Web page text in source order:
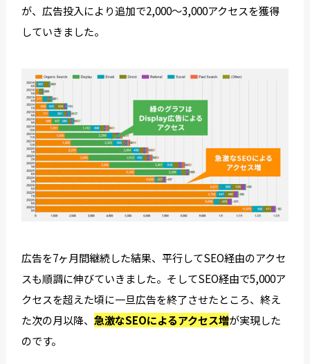
が、広告投入により追加で2,000～3,000アクセスを獲得
していきました。
広告を7ヶ月間継続した結果、平行してSEO経由のアクセ
スも順調に伸びていきました。そしてSEO経由で5,000ア
クセスを超えた頃に一旦広告を終了させたところ、終え
た次の月以降、急激なSEOによるアクセス増が実現した
のです。